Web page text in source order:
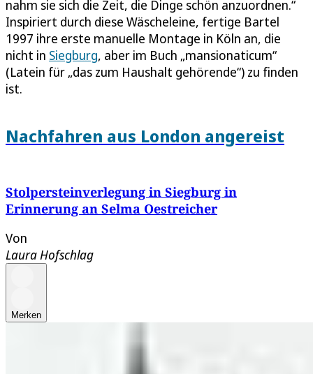
nahm sie sich die Zeit, die Dinge schön anzuordnen.“
Inspiriert durch diese Wäscheleine, fertige Bartel
1997 ihre erste manuelle Montage in Köln an, die
nicht in Siegburg, aber im Buch „mansionaticum“
(Latein für „das zum Haushalt gehörende“) zu finden
ist.
Nachfahren aus London angereist
Stolpersteinverlegung in Siegburg in
Erinnerung an Selma Oestreicher
Von
Laura Hofschlag
Merken